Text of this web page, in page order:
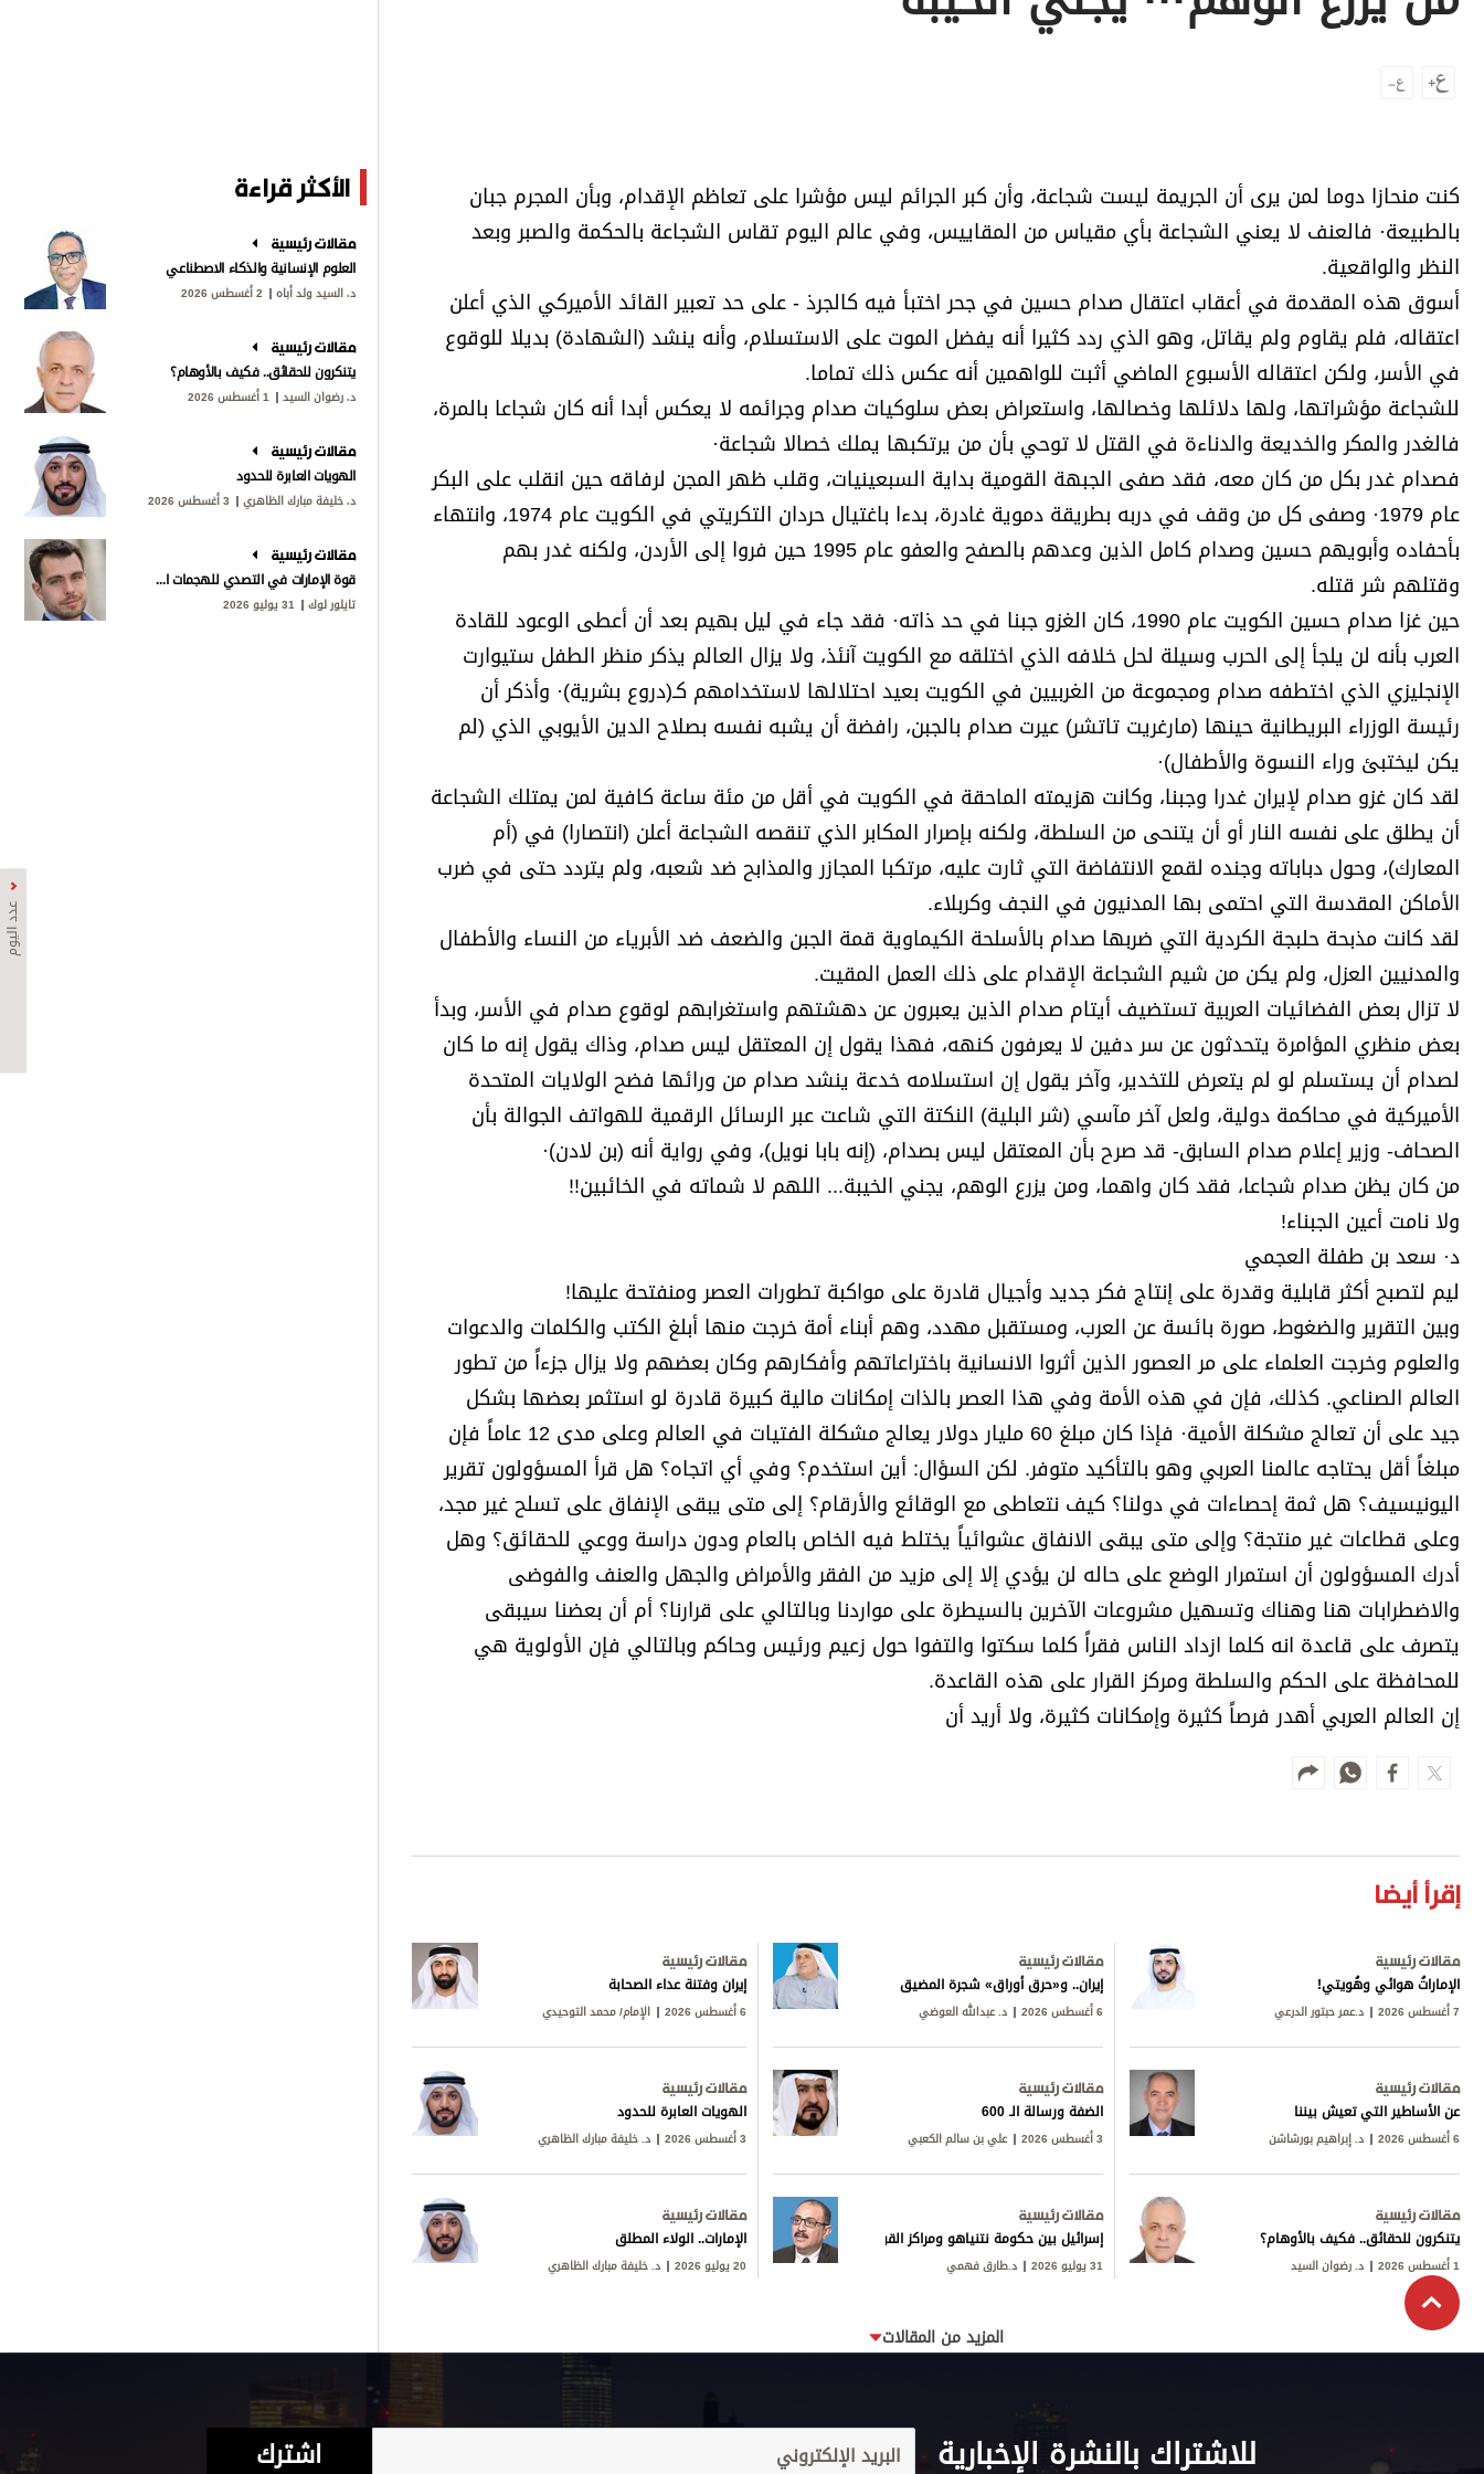
الأحوال الجوية
عدد اليوم
كنت منحازا دوما لمن يرى أن الجريمة ليست شجاعة، وأن كبر الجرائم ليس مؤشرا على تعاظم الإقدام، وبأن المجرم جبان
بالطبيعة· فالعنف لا يعني الشجاعة بأي مقياس من المقاييس، وفي عالم اليوم تقاس الشجاعة بالحكمة والصبر وبعد
النظر والواقعية.
أسوق هذه المقدمة في أعقاب اعتقال صدام حسين في جحر اختبأ فيه كالجرذ - على حد تعبير القائد الأميركي الذي أعلن
اعتقاله، فلم يقاوم ولم يقاتل، وهو الذي ردد كثيرا أنه يفضل الموت على الاستسلام، وأنه ينشد (الشهادة) بديلا للوقوع
في الأسر، ولكن اعتقاله الأسبوع الماضي أثبت للواهمين أنه عكس ذلك تماما.
للشجاعة مؤشراتها، ولها دلائلها وخصالها، واستعراض بعض سلوكيات صدام وجرائمه لا يعكس أبدا أنه كان شجاعا بالمرة،
فالغدر والمكر والخديعة والدناءة في القتل لا توحي بأن من يرتكبها يملك خصالا شجاعة·
فصدام غدر بكل من كان معه، فقد صفى الجبهة القومية بداية السبعينيات، وقلب ظهر المجن لرفاقه حين انقلب على البكر
عام 1979· وصفى كل من وقف في دربه بطريقة دموية غادرة، بدءا باغتيال حردان التكريتي في الكويت عام 1974، وانتهاء
بأحفاده وأبويهم حسين وصدام كامل الذين وعدهم بالصفح والعفو عام 1995 حين فروا إلى الأردن، ولكنه غدر بهم
وقتلهم شر قتله.
حين غزا صدام حسين الكويت عام 1990، كان الغزو جبنا في حد ذاته· فقد جاء في ليل بهيم بعد أن أعطى الوعود للقادة
العرب بأنه لن يلجأ إلى الحرب وسيلة لحل خلافه الذي اختلقه مع الكويت آنئذ، ولا يزال العالم يذكر منظر الطفل ستيوارت
الإنجليزي الذي اختطفه صدام ومجموعة من الغربيين في الكويت بعيد احتلالها لاستخدامهم كـ(دروع بشرية)· وأذكر أن
رئيسة الوزراء البريطانية حينها (مارغريت تاتشر) عيرت صدام بالجبن، رافضة أن يشبه نفسه بصلاح الدين الأيوبي الذي (لم
يكن ليختبئ وراء النسوة والأطفال)·
لقد كان غزو صدام لإيران غدرا وجبنا، وكانت هزيمته الماحقة في الكويت في أقل من مئة ساعة كافية لمن يمتلك الشجاعة
أن يطلق على نفسه النار أو أن يتنحى من السلطة، ولكنه بإصرار المكابر الذي تنقصه الشجاعة أعلن (انتصارا) في (أم
المعارك)، وحول دباباته وجنده لقمع الانتفاضة التي ثارت عليه، مرتكبا المجازر والمذابح ضد شعبه، ولم يتردد حتى في ضرب
الأماكن المقدسة التي احتمى بها المدنيون في النجف وكربلاء.
لقد كانت مذبحة حلبجة الكردية التي ضربها صدام بالأسلحة الكيماوية قمة الجبن والضعف ضد الأبرياء من النساء والأطفال
والمدنيين العزل، ولم يكن من شيم الشجاعة الإقدام على ذلك العمل المقيت.
لا تزال بعض الفضائيات العربية تستضيف أيتام صدام الذين يعبرون عن دهشتهم واستغرابهم لوقوع صدام في الأسر، وبدأ
بعض منظري المؤامرة يتحدثون عن سر دفين لا يعرفون كنهه، فهذا يقول إن المعتقل ليس صدام، وذاك يقول إنه ما كان
لصدام أن يستسلم لو لم يتعرض للتخدير، وآخر يقول إن استسلامه خدعة ينشد صدام من ورائها فضح الولايات المتحدة
الأميركية في محاكمة دولية، ولعل آخر مآسي (شر البلية) النكتة التي شاعت عبر الرسائل الرقمية للهواتف الجوالة بأن
الصحاف- وزير إعلام صدام السابق- قد صرح بأن المعتقل ليس بصدام، (إنه بابا نويل)، وفي رواية أنه (بن لادن)·
من كان يظن صدام شجاعا، فقد كان واهما، ومن يزرع الوهم، يجني الخيبة... اللهم لا شماته في الخائبين!!
ولا نامت أعين الجبناء!
د· سعد بن طفلة العجمي
ليم لتصبح أكثر قابلية وقدرة على إنتاج فكر جديد وأجيال قادرة على مواكبة تطورات العصر ومنفتحة عليها!
وبين التقرير والضغوط، صورة بائسة عن العرب، ومستقبل مهدد، وهم أبناء أمة خرجت منها أبلغ الكتب والكلمات والدعوات
والعلوم وخرجت العلماء على مر العصور الذين أثروا الانسانية باختراعاتهم وأفكارهم وكان بعضهم ولا يزال جزءاً من تطور
العالم الصناعي. كذلك، فإن في هذه الأمة وفي هذا العصر بالذات إمكانات مالية كبيرة قادرة لو استثمر بعضها بشكل
جيد على أن تعالج مشكلة الأمية· فإذا كان مبلغ 60 مليار دولار يعالج مشكلة الفتيات في العالم وعلى مدى 12 عاماً فإن
مبلغاً أقل يحتاجه عالمنا العربي وهو بالتأكيد متوفر. لكن السؤال: أين استخدم؟ وفي أي اتجاه؟ هل قرأ المسؤولون تقرير
اليونيسيف؟ هل ثمة إحصاءات في دولنا؟ كيف نتعاطى مع الوقائع والأرقام؟ إلى متى يبقى الإنفاق على تسلح غير مجد،
وعلى قطاعات غير منتجة؟ وإلى متى يبقى الانفاق عشوائياً يختلط فيه الخاص بالعام ودون دراسة ووعي للحقائق؟ وهل
أدرك المسؤولون أن استمرار الوضع على حاله لن يؤدي إلا إلى مزيد من الفقر والأمراض والجهل والعنف والفوضى
والاضطرابات هنا وهناك وتسهيل مشروعات الآخرين بالسيطرة على مواردنا وبالتالي على قرارنا؟ أم أن بعضنا سيبقى
يتصرف على قاعدة انه كلما ازداد الناس فقراً كلما سكتوا والتفوا حول زعيم ورئيس وحاكم وبالتالي فإن الأولوية هي
للمحافظة على الحكم والسلطة ومركز القرار على هذه القاعدة.
إن العالم العربي أهدر فرصاً كثيرة وإمكانات كثيرة، ولا أريد أن
إقرأ أيضا
مقالات رئيسية
الإماراتُ هوائي وهُويتي!
7 أغسطس 2026 د.عمر حبتور الدرعي
مقالات رئيسية
إيران.. و«حرق أوراق» شجرة المضيق
6 أغسطس 2026 د. عبدالله العوضي
مقالات رئيسية
إيران وفتنة عداء الصحابة
6 أغسطس 2026 الإمام/ محمد التوحيدي
مقالات رئيسية
عن الأساطير التي تعيش بيننا
6 أغسطس 2026 د. إبراهيم بورشاشن
مقالات رئيسية
الضفة ورسالة الـ 600
3 أغسطس 2026 علي بن سالم الكعبي
مقالات رئيسية
الهويات العابرة للحدود
3 أغسطس 2026 د. خليفة مبارك الظاهري
مقالات رئيسية
يتنكرون للحقائق.. فكيف بالأوهام؟
1 أغسطس 2026 د. رضوان السيد
مقالات رئيسية
إسرائيل بين حكومة نتنياهو ومراكز القوى
31 يوليو 2026 د.طارق فهمي
مقالات رئيسية
الإمارات.. الولاء المطلق
20 يوليو 2026 د. خليفة مبارك الظاهري
المزيد من المقالات
الأكثر قراءة
مقالات رئيسية
العلوم الإنسانية والذكاء الاصطناعي
د. السيد ولد أباه 2 أغسطس 2026
مقالات رئيسية
يتنكرون للحقائق.. فكيف بالأوهام؟
د. رضوان السيد 1 أغسطس 2026
مقالات رئيسية
الهويات العابرة للحدود
د. خليفة مبارك الظاهري 3 أغسطس 2026
مقالات رئيسية
قوة الإمارات في التصدي للهجمات الإيرانية
تايلور لوك 31 يوليو 2026
للاشتراك بالنشرة الإخبارية اشترك